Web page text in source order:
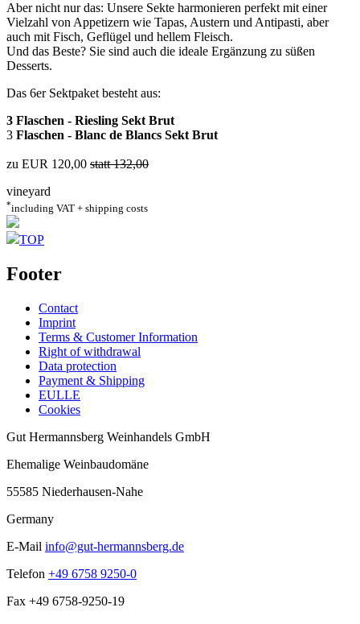
Aber nicht nur das: Unsere Sekte harmonieren perfekt mit einer
Vielzahl von Appetizern wie Tapas, Austern und Antipasti, aber
auch mit Fisch, Geflügel und hellem Fleisch.
Und das Beste? Sie sind auch die ideale Ergänzung zu süßen
Desserts.
Das 6er Sektpaket besteht aus:
3 Flaschen - Riesling Sekt Brut
3 Flaschen - Blanc de Blancs Sekt Brut
zu EUR 120,00 statt 132,00
vineyard
*including VAT + shipping costs
TOP
Footer
Contact
Imprint
Terms & Customer Information
Right of withdrawal
Data protection
Payment & Shipping
EULLE
Cookies
Gut Hermannsberg Weinhandels GmbH
Ehemalige Weinbaudomäne
55585 Niederhausen-Nahe
Germany
E-Mail info@gut-hermannsberg.de
Telefon +49 6758 9250-0
Fax +49 6758-9250-19